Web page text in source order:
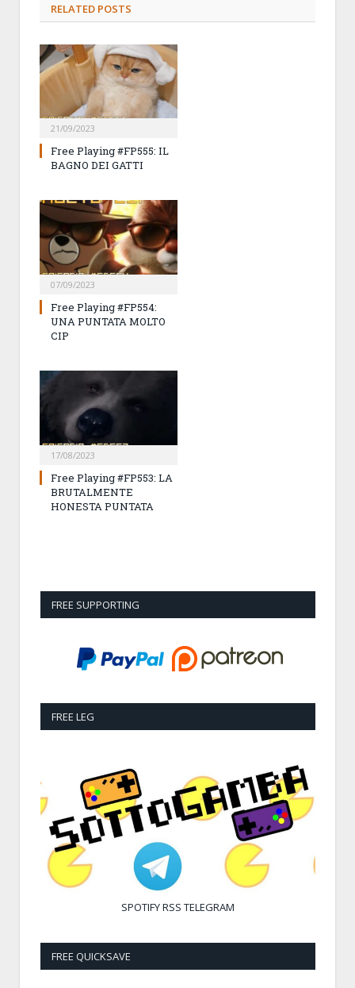
RELATED POSTS
21/09/2023
Free Playing #FP555: IL
BAGNO DEI GATTI
07/09/2023
Free Playing #FP554:
UNA PUNTATA MOLTO
CIP
17/08/2023
Free Playing #FP553: LA
BRUTALMENTE
HONESTA PUNTATA
FREE SUPPORTING
FREE LEG
SPOTIFYRSS TELEGRAM
FREE QUICKSAVE